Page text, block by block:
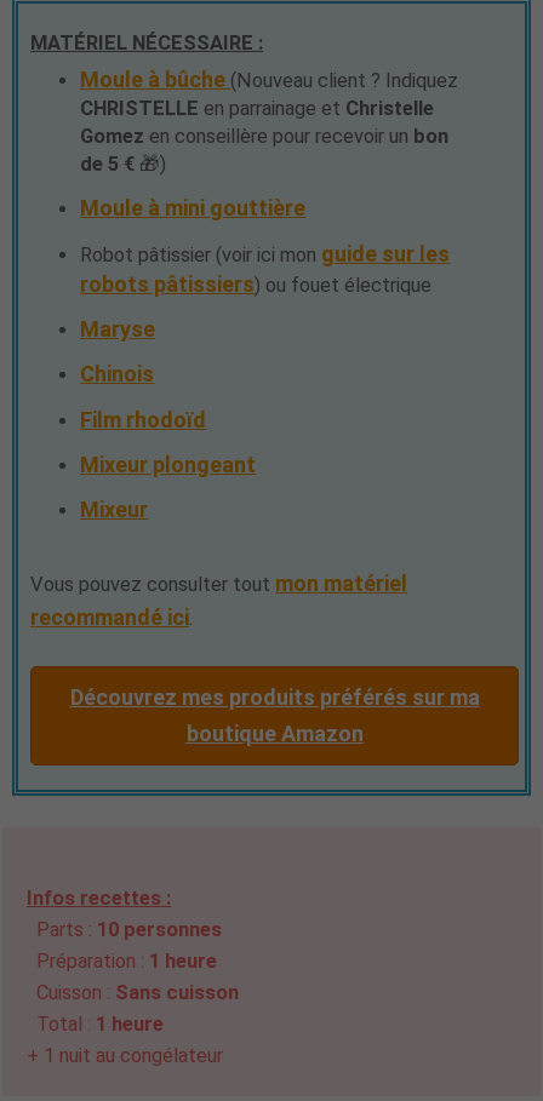
MATÉRIEL NÉCESSAIRE :
Moule à bûche (Nouveau client ? Indiquez
CHRISTELLE en parrainage et Christelle
Gomez en conseillère pour recevoir un bon
de 5 € 🎁)
Moule à mini gouttière
Robot pâtissier (voir ici mon guide sur les
robots pâtissiers) ou fouet électrique
Maryse
Chinois
Film rhodoïd
Mixeur plongeant
Mixeur
Vous pouvez consulter tout mon matériel
recommandé ici
Découvrez mes produits préférés sur ma
boutique Amazon
Infos recettes :
Parts : 10 personnes
Préparation : 1 heure
Cuisson : Sans cuisson
Total : 1 heure
+ 1 nuit au congélateur